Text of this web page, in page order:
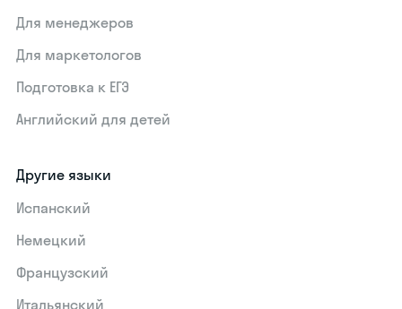
Для менеджеров
Для маркетологов
Подготовка к ЕГЭ
Английский для детей
Другие языки
Испанский
Немецкий
Французский
Итальянский